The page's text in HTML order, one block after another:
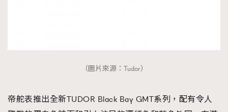
（圖片來源：Tudor）
帝舵表推出全新TUDOR Black Bay GMT系列，配有令人